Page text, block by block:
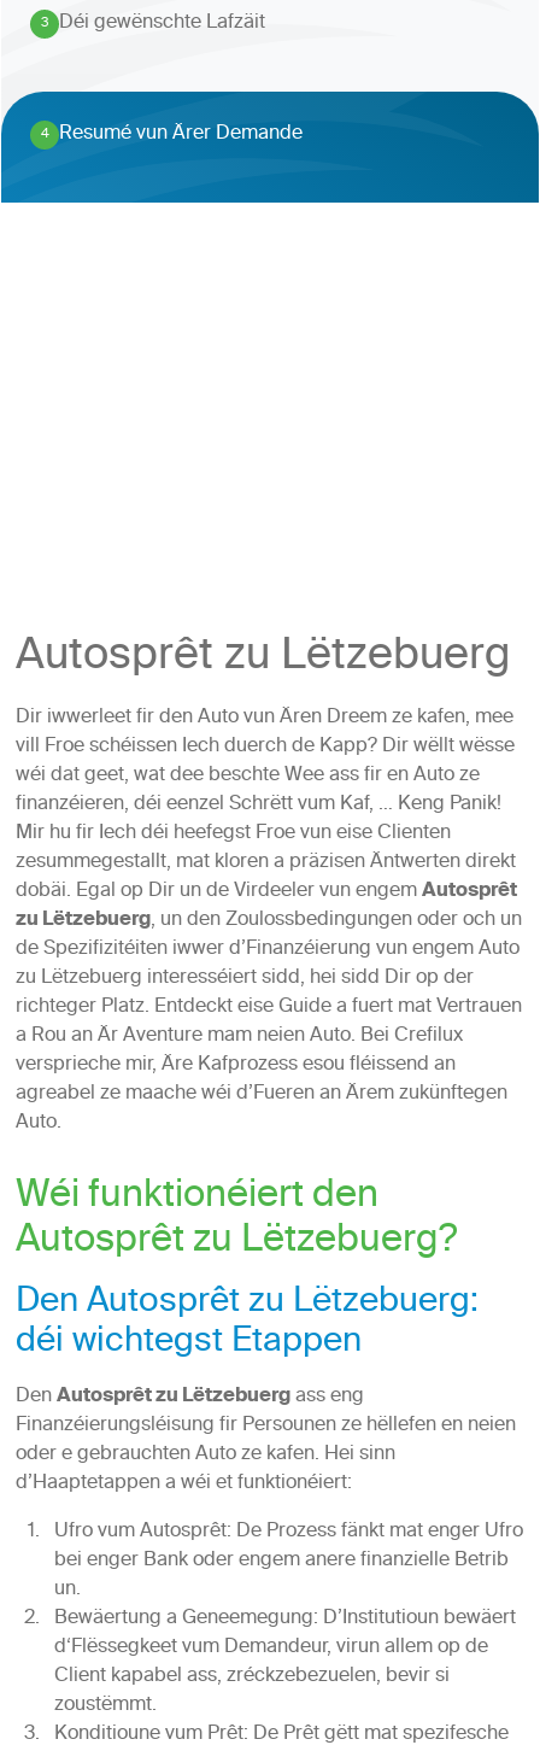
3
. Déi gewënschte Lafzäit
4
. Resumé vun Ärer Demande
Autosprêt zu Lëtzebuerg
Dir iwwerleet fir den Auto vun Ären Dreem ze kafen, mee
vill Froe schéissen Iech duerch de Kapp? Dir wëllt wësse
wéi dat geet, wat dee beschte Wee ass fir en Auto ze
finanzéieren, déi eenzel Schrëtt vum Kaf, … Keng Panik!
Mir hu fir Iech déi heefegst Froe vun eise Clienten
zesummegestallt, mat kloren a präzisen Äntwerten direkt
dobäi. Egal op Dir un de Virdeeler vun engemAutosprêt
zu Lëtzebuerg, un den Zoulossbedingungen oder och un
de Spezifizitéiten iwwer d’Finanzéierung vun engem Auto
zu Lëtzebuerg interesséiert sidd, hei sidd Dir op der
richteger Platz. Entdeckt eise Guide a fuert mat Vertrauen
a Rou an Är Aventure mam neien Auto. Bei Crefilux
versprieche mir, Äre Kafprozess esou fléissend an
agreabel ze maache wéi d’Fueren an Ärem zukünftegen
Auto.
Wéi funktionéiert den
Autosprêt zu Lëtzebuerg?
Den Autosprêt zu Lëtzebuerg:
déi wichtegst Etappen
DenAutosprêt zu Lëtzebuergass eng
Finanzéierungsléisung fir Persounen ze hëllefen en neien
oder e gebrauchten Auto ze kafen. Hei sinn
d’Haaptetappen a wéi et funktionéiert:
Ufro vum Autosprêt: De Prozess fänkt mat enger Ufro
bei enger Bank oder engem anere finanzielle Betrib
un.
Bewäertung a Geneemegung: D’Institutioun bewäert
d‘Flëssegkeet vum Demandeur, virun allem op de
Client kapabel ass, zréckzebezuelen, bevir si
zoustëmmt.
Konditioune vum Prêt: De Prêt gëtt mat spezifesche